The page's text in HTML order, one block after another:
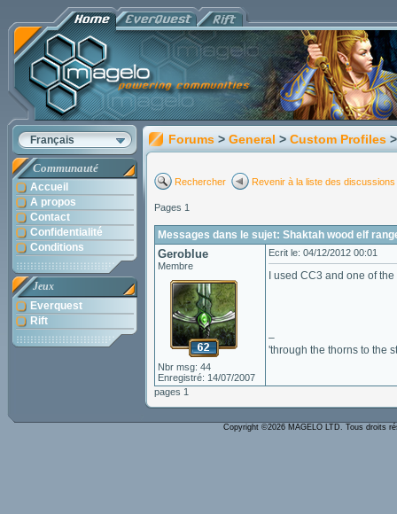
Français
Communauté
Accueil
A propos
Contact
Confidentialité
Conditions
Jeux
Everquest
Rift
Forums > General > Custom Profiles
Rechercher Revenir à la liste des discussions
Pages 1
Messages dans le sujet: Shaktah wood elf
Geroblue
Membre
Nbr msg: 44
Enregistré: 14/07/2007
Ecrit le: 04/12/2012 00:01
I used CC3 and one of
–
'through the thorns to the
pages 1
Copyright ©2026 MAGELO LTD. Tous droits